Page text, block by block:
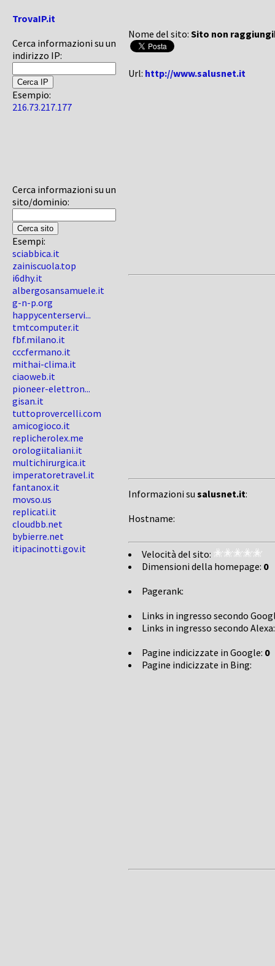
TrovaIP.it
Cerca informazioni su un
indirizzo IP:
Esempio:
216.73.217.177
Cerca informazioni su un
sito/dominio:
Esempi:
sciabbica.it
zainiscuola.top
i6dhy.it
albergosansamuele.it
g-n-p.org
happycenterservi...
tmtcomputer.it
fbf.milano.it
cccfermano.it
mithai-clima.it
ciaoweb.it
pioneer-elettron...
gisan.it
tuttoprovercelli.com
amicogioco.it
replicherolex.me
orologiitaliani.it
multichirurgica.it
imperatoretravel.it
fantanox.it
movso.us
replicati.it
cloudbb.net
bybierre.net
itipacinotti.gov.it
Nome del sito: Sito non
Url: http://www.salusnet.it
Informazioni su salusnet.it:
Hostname:
Velocità del sito:
Dimensioni della homepage: 0
Pagerank:
Links in ingresso secondo
Links in ingresso secondo
Pagine indicizzate in Google: 0
Pagine indicizzate in Bing: